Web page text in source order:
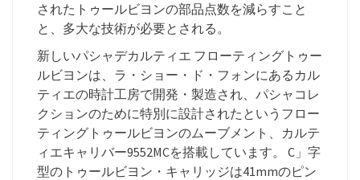
されたトゥールビヨンの部品点数を減らすこと
と、多大な技術が必要とされる。
新しいパシャデカルティエ フローティングトゥー
ルビヨンは、ラ・ショー・ド・フォンにあるカル
ティエの時計工房で開発・製造され、パシャコレ
クションのために特別に設計されたというフロー
ティングトゥールビヨンのムーブメント、カルテ
ィエキャリバー9552MCを搭載しています。 C」字
型のトゥールビヨン・キャリッジは41mmのピン